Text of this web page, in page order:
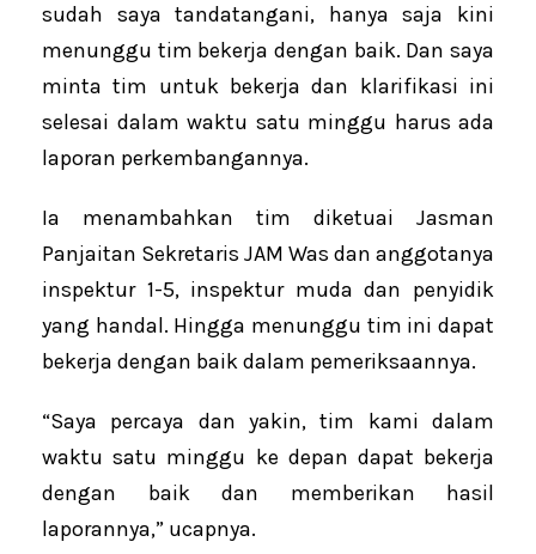
sudah saya tandatangani, hanya saja kini
menunggu tim bekerja dengan baik. Dan saya
minta tim untuk bekerja dan klarifikasi ini
selesai dalam waktu satu minggu harus ada
laporan perkembangannya.
Ia menambahkan tim diketuai Jasman
Panjaitan Sekretaris JAM Was dan anggotanya
inspektur 1-5, inspektur muda dan penyidik
yang handal. Hingga menunggu tim ini dapat
bekerja dengan baik dalam pemeriksaannya.
“Saya percaya dan yakin, tim kami dalam
waktu satu minggu ke depan dapat bekerja
dengan baik dan memberikan hasil
laporannya,” ucapnya.